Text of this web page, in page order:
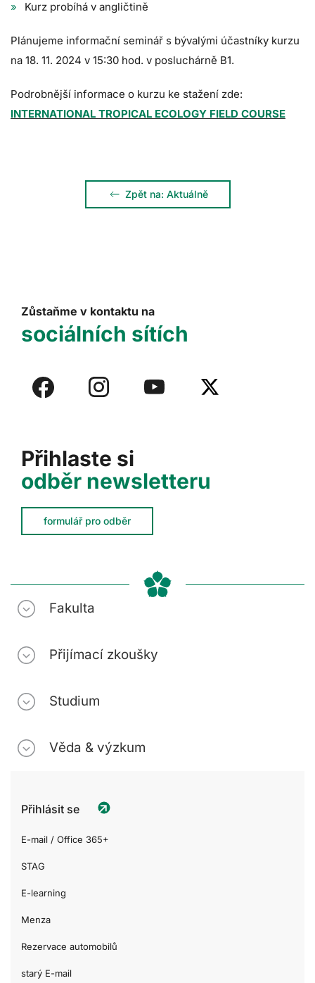
Kurz probíhá v angličtině
Plánujeme informační seminář s bývalými účastníky kurzu
na 18. 11. 2024 v 15:30 hod. v posluchárně B1.
Podrobnější informace o kurzu ke stažení zde:
INTERNATIONAL TROPICAL ECOLOGY FIELD COURSE
Zpět na: Aktuálně
Přihlaste si
odběr newsletteru
formulář pro odběr
Zůstaňme v kontaktu na
sociálních sítích
Fakulta
Přijímací zkoušky
Studium
Věda & výzkum
Přihlásit se
E-mail / Office 365+
STAG
E-learning
Menza
Rezervace automobilů
starý E-mail